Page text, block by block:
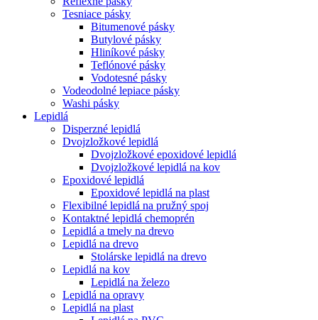
Tesniace pásky
Bitumenové pásky
Butylové pásky
Hliníkové pásky
Teflónové pásky
Vodotesné pásky
Vodeodolné lepiace pásky
Washi pásky
Lepidlá
Disperzné lepidlá
Dvojzložkové lepidlá
Dvojzložkové epoxidové lepidlá
Dvojzložkové lepidlá na kov
Epoxidové lepidlá
Epoxidové lepidlá na plast
Flexibilné lepidlá na pružný spoj
Kontaktné lepidlá chemoprén
Lepidlá a tmely na drevo
Lepidlá na drevo
Stolárske lepidlá na drevo
Lepidlá na kov
Lepidlá na železo
Lepidlá na opravy
Lepidlá na plast